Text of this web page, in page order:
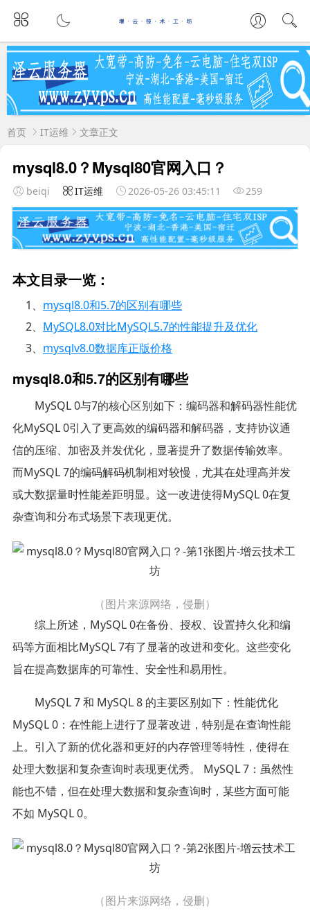
首页 IT运维 文章正文
mysql8.0？Mysql80官网入口？
beiqi IT运维 2026-05-26 03:45:11 259
本文目录一览：
1、 mysql8.0和5.7的区别有哪些
2、 MySQL8.0对比MySQL5.7的性能提升及优化
3、 mysqlv8.0数据库正版价格
mysql8.0和5.7的区别有哪些
MySQL 0与7的核心区别如下：编码器和解码器性能优
化MySQL 0引入了更高效的编码器和解码器，支持协议通
信的压缩、加密及并发优化，显著提升了数据传输效率。
而MySQL 7的编码解码机制相对较慢，尤其在处理高并发
或大数据量时性能差距明显。这一改进使得MySQL 0在复
杂查询和分布式场景下表现更优。
（图片来源网络，侵删）
综上所述，MySQL 0在备份、授权、设置持久化和编
码等方面相比MySQL 7有了显著的改进和变化。这些变化
旨在提高数据库的可靠性、安全性和易用性。
MySQL 7 和 MySQL 8 的主要区别如下：性能优化
MySQL 0：在性能上进行了显著改进，特别是在查询性能
上。引入了新的优化器和更好的内存管理等特性，使得在
处理大数据和复杂查询时表现更优秀。 MySQL 7：虽然性
能也不错，但在处理大数据和复杂查询时，某些方面可能
不如 MySQL 0。
（图片来源网络，侵删）